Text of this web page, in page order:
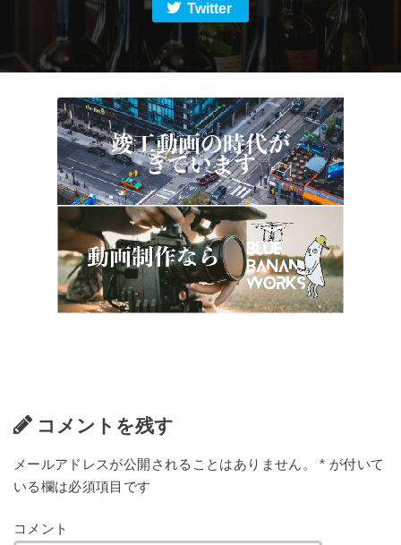
Twitter
コメントを残す
メールアドレスが公開されることはありません。 * が付いて
いる欄は必須項目です
コメント